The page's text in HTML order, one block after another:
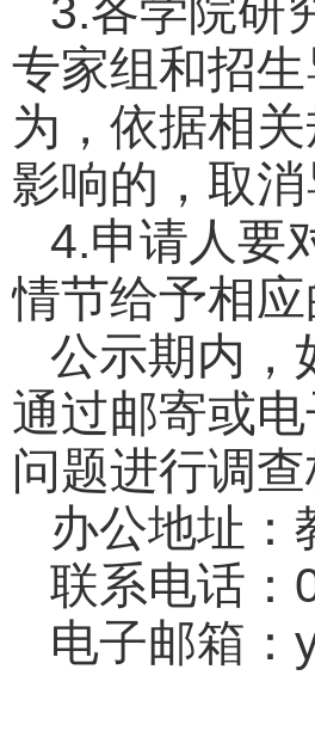
3.各学院研
专家组和招
为，依据相
影响的，取
4.申请人要
情节给予相
公示期内，
通过邮寄或
问题进行调
办公地址：
联系电话：
电子邮箱：